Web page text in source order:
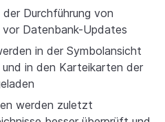
der Durchführung von
vor Datenbank-Updates
in der Symbolansicht
in den Karteikarten der
werden zuletzt